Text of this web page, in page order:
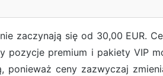
zaczynają się od 30,00 EUR.
pozycje premium i pakiety VIP
ponieważ ceny zazwyczaj